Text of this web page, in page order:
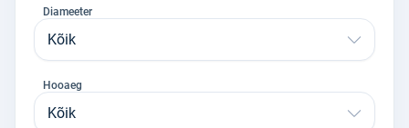
Diameeter
Kõik
Hooaeg
Kõik